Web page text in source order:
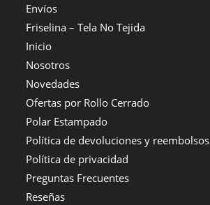
Envíos
Friselina – Tela No Tejida
Inicio
Nosotros
Novedades
Ofertas por Rollo Cerrado
Polar Estampado
Política de devoluciones y reembolsos
Política de privacidad
Preguntas Frecuentes
Reseñas